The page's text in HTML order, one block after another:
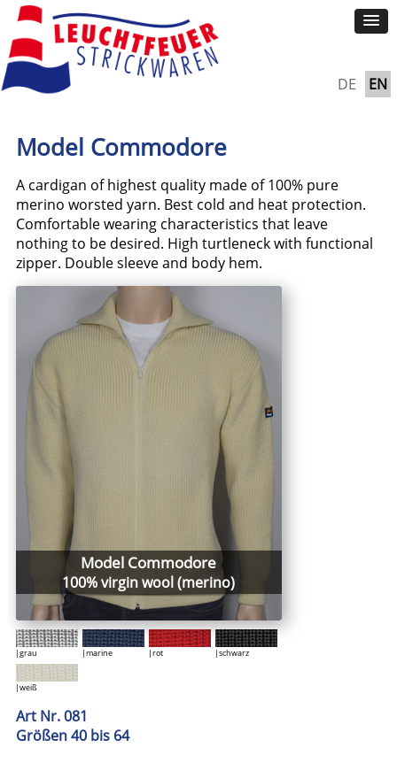
DE EN
Model Commodore
A cardigan of highest quality made of 100% pure
merino worsted yarn. Best cold and heat protection.
Comfortable wearing characteristics that leave
nothing to be desired. High turtleneck with functional
zipper. Double sleeve and body hem.
Model Commodore
100% virgin wool (merino)
|grau |marine |rot |schwarz
|weiß
Art Nr. 081
Größen 40 bis 64